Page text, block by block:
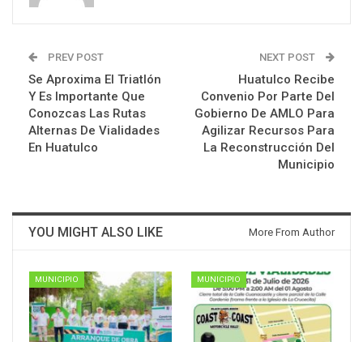
PREV POST
Se Aproxima El Triatlón
Y Es Importante Que
Conozcas Las Rutas
Alternas De Vialidades
En Huatulco
NEXT POST
Huatulco Recibe
Convenio Por Parte Del
Gobierno De AMLO Para
Agilizar Recursos Para
La Reconstrucción Del
Municipio
YOU MIGHT ALSO LIKE More From Author
MUNICIPIO MUNICIPIO